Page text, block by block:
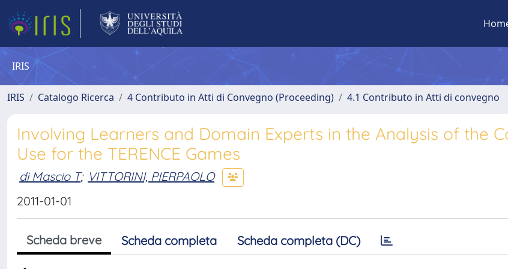
IRIS
IRIS Catalogo Ricerca 4 Contributo in Atti di Convegno (Proceeding) 4.1 Contributo in Atti di convegno
Involving Learners and Domain Experts in the Analysis of the
Use for the TERENCE Games
di Mascio T; VITTORINI, PIERPAOLO
2011-01-01
Scheda breve Scheda completa Scheda completa (DC)